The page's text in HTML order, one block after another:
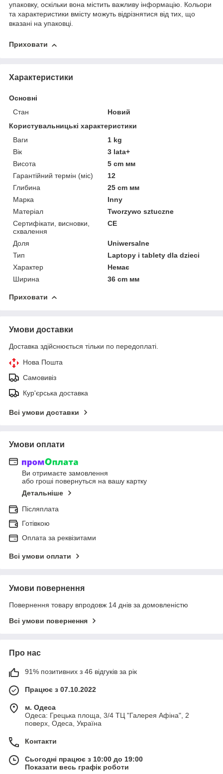
упаковку, оскільки вона містить важливу інформацію. Кольори
та характеристики вмісту можуть відрізнятися від тих, що
вказані на упаковці.
Приховати
Характеристики
Основні
Стан
Новий
Користувальницькі характеристики
Ваги
1 kg
Вік
3 lata+
Висота
5 cm мм
Гарантійний термін (міс)
12
Глибина
25 cm мм
Марка
Inny
Матеріал
Tworzywo sztuczne
Сертифікати, висновки,
схвалення
CE
Доля
Uniwersalne
Тип
Laptopy i tablety dla dzieci
Характер
Немає
Ширина
36 cm мм
Приховати
Умови доставки
Доставка здійснюється тільки по передоплаті.
Нова Пошта
Самовивіз
Кур'єрська доставка
Всі умови доставки
Умови оплати
Ви отримаєте замовлення
або гроші повернуться на вашу картку
Детальніше
Післяплата
Готівкою
Оплата за реквізитами
Всі умови оплати
Умови повернення
Повернення товару впродовж 14 днів за домовленістю
Всі умови повернення
Про нас
91% позитивних з 46 відгуків за рік
Працює з 07.10.2022
м. Одеса
Одеса: Грецька площа, 3/4 ТЦ "Галерея Афіна", 2
поверх, Одеса, Україна
Контакти
Сьогодні працює з 10:00 до 19:00
Показати весь графік роботи